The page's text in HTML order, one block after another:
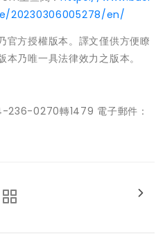
20230306005278/en/
官方授權版本。譯文僅供方便瞭
乃唯一具法律效力之版本。
0270轉1479 電子郵件：